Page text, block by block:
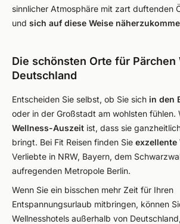
sinnlicher Atmosphäre mit zart duftenden
und sich auf diese Weise
Die schönsten Orte für Pärchen
Deutschland
Entscheiden Sie selbst, ob Sie sich in den
oder in der Großstadt am wohlsten fühlen.
Wellness-Auszeit ist, dass sie
bringt. Bei Fit Reisen finden Sie exzellente
Verliebte in NRW, Bayern, dem
aufregenden Metropole Berlin.
Wenn Sie ein bisschen mehr Zeit für Ihren
Entspannungsurlaub mitbringen, können
Wellnesshotels außerhalb von